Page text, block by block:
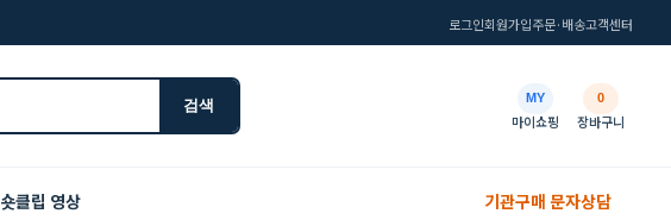
로그인회원가입주문·배송고객센터
검색 MY
마이쇼핑
0
장바구니
숏클립 영상 기관구매 문자상담